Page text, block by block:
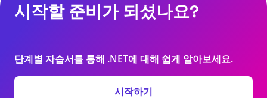
시작할 준비가 되셨나요?
단계별 자습서를 통해 .NET에 대해 쉽게 알아보세요.
시작하기